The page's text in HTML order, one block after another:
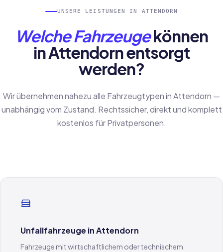
UNSERE LEISTUNGEN IN ATTENDORN
Welche Fahrzeugekönnen
in Attendorn entsorgt
werden?
Wir übernehmen nahezu alle Fahrzeugtypen in Attendorn —
unabhängig vom Zustand. Rechtssicher, direkt und komplett
kostenlos für Privatpersonen.
Unfallfahrzeuge in Attendorn
Fahrzeuge mit wirtschaftlichem oder technischem